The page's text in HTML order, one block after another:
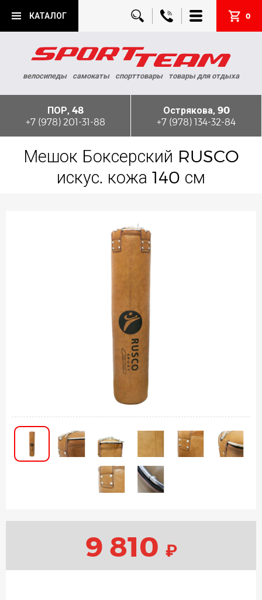
КАТАЛОГ 0
велосипеды самокаты спорттовары товары для отдыха
ПОР, 48
+7 (978) 201-31-88
Острякова, 90
+7 (978) 134-32-84
Мешок Боксерский RUSCO
искус. кожа 140 см
9 810 ₽